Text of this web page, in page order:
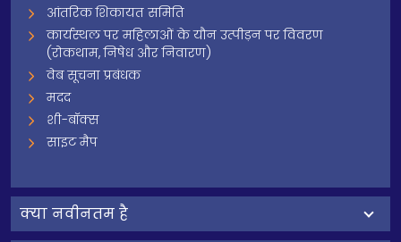
आंतरिक शिकायत समिति
कार्यस्थल पर महिलाओं के यौन उत्पीड़न पर विवरण
(रोकथाम, निषेध और निवारण)
वेब सूचना प्रबंधक
मदद
शी-बॉक्स
साइट मैप
क्‍या नवीनतम है